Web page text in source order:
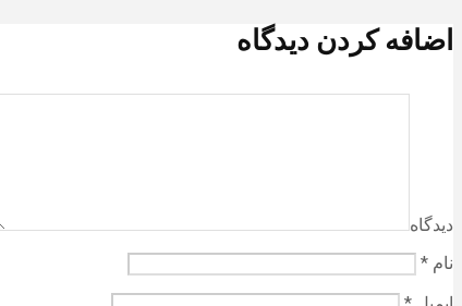
اضافه کردن دیدگاه
دیدگاه
نام *